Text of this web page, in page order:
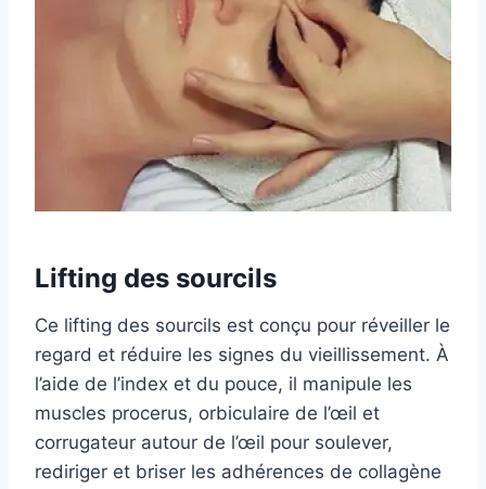
Lifting des sourcils
Ce lifting des sourcils est conçu pour réveiller le
regard et réduire les signes du vieillissement. À
l’aide de l’index et du pouce, il manipule les
muscles procerus, orbiculaire de l’œil et
corrugateur autour de l’œil pour soulever,
rediriger et briser les adhérences de collagène